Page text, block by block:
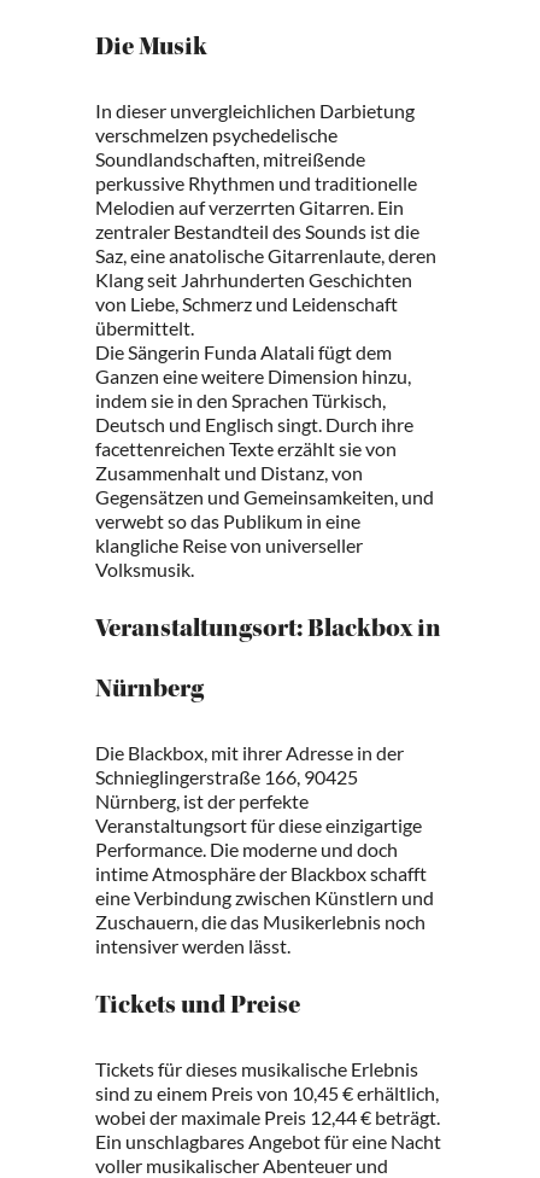
Die Musik
In dieser unvergleichlichen Darbietung
verschmelzen psychedelische
Soundlandschaften, mitreißende
perkussive Rhythmen und traditionelle
Melodien auf verzerrten Gitarren. Ein
zentraler Bestandteil des Sounds ist die
Saz, eine anatolische Gitarrenlaute, deren
Klang seit Jahrhunderten Geschichten
von Liebe, Schmerz und Leidenschaft
übermittelt.
Die Sängerin Funda Alatali fügt dem
Ganzen eine weitere Dimension hinzu,
indem sie in den Sprachen Türkisch,
Deutsch und Englisch singt. Durch ihre
facettenreichen Texte erzählt sie von
Zusammenhalt und Distanz, von
Gegensätzen und Gemeinsamkeiten, und
verwebt so das Publikum in eine
klangliche Reise von universeller
Volksmusik.
Veranstaltungsort: Blackbox in
Nürnberg
Die Blackbox, mit ihrer Adresse in der
Schnieglingerstraße 166, 90425
Nürnberg, ist der perfekte
Veranstaltungsort für diese einzigartige
Performance. Die moderne und doch
intime Atmosphäre der Blackbox schafft
eine Verbindung zwischen Künstlern und
Zuschauern, die das Musikerlebnis noch
intensiver werden lässt.
Tickets und Preise
Tickets für dieses musikalische Erlebnis
sind zu einem Preis von 10,45 € erhältlich,
wobei der maximale Preis 12,44 € beträgt.
Ein unschlagbares Angebot für eine Nacht
voller musikalischer Abenteuer und